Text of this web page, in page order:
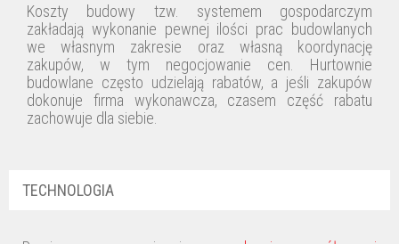
Koszty budowy tzw. systemem gospodarczym
zakładają wykonanie pewnej ilości prac budowlanych
we własnym zakresie oraz własną koordynację
zakupów, w tym negocjowanie cen. Hurtownie
budowlane często udzielają rabatów, a jeśli zakupów
dokonuje firma wykonawcza, czasem część rabatu
zachowuje dla siebie.
TECHNOLOGIA